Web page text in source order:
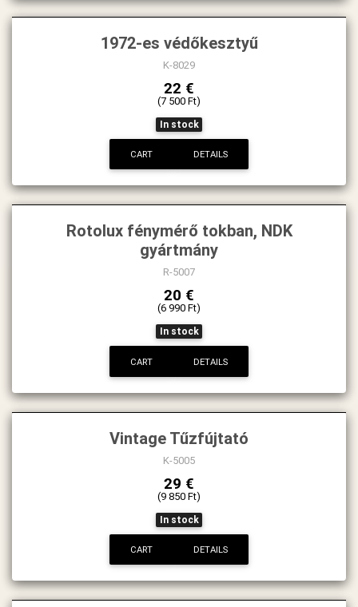
1972-es védőkesztyű
K-8029
22 €
(7 500 Ft)
In stock
CART DETAILS
Rotolux fénymérő tokban, NDK
gyártmány
R-5007
20 €
(6 990 Ft)
In stock
CART DETAILS
Vintage Tűzfújtató
K-5005
29 €
(9 850 Ft)
In stock
CART DETAILS